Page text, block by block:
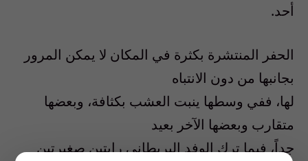
أحد.
الحفر المنتشرة بكثرة في المكان لا يمكن المرور
بجانبها من دون الانتباه
لها، ففي وسطها ينبت العشب بكثافة، وبعضها
متقارب وبعضها الآخر بعيد
جداً، فيما ترك الوفد البريطاني رايتين صغيرتين